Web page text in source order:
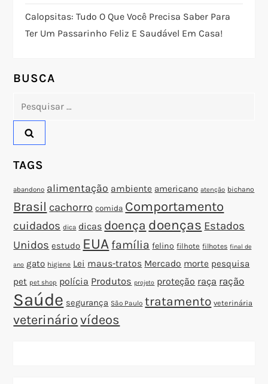
d
e
P
o
s
t
Calopsitas: Tudo O Que Você Precisa Saber Para
Ter Um Passarinho Feliz E Saudável Em Casa!
BUSCA
Pesquisar
TAGS
abandono alimentação ambiente americano atenção bichano
Brasil cachorro comida Comportamento
cuidados dica dicas doença doenças Estados
Unidos estudo EUA família felino filhote filhotes final de
ano gato higiene Lei maus-tratos Mercado morte pesquisa
pet pet shop polícia Produtos projeto proteção raça ração
Saúde segurança São Paulo tratamento veterinária
veterinário vídeos